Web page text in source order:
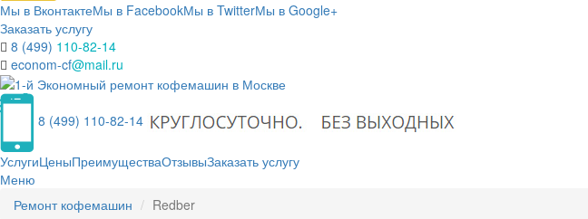
Мы в ВконтактеМы в FacebookМы в TwitterМы в Google+
Заказать услугу
8 (499) 110-82-14
econom-cf@mail.ru
8 (499) 110-82-14
УслугиЦеныПреимуществаОтзывыЗаказать услугу
Меню
Ремонт кофемашин
Redber